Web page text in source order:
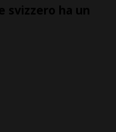
svizzero ha un